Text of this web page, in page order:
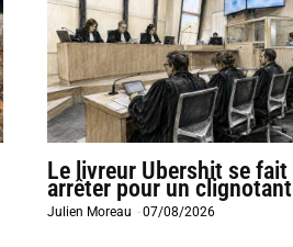
Le livreur Ubershit se fait
arrêter pour un clignotant
Julien Moreau -07/08/2026